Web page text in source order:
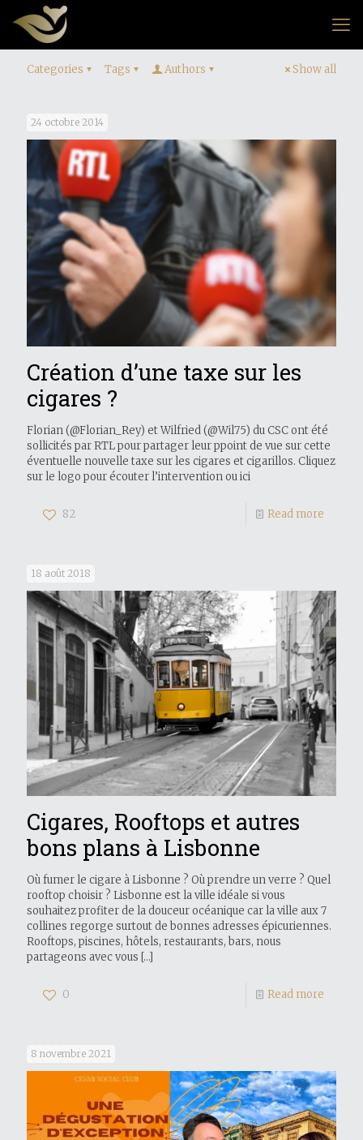
Categories Tags Authors Show all
24 octobre 2014
Création d’une taxe sur les
cigares ?
Florian (@Florian_Rey) et Wilfried (@Wil75) du CSC ont été
sollicités par RTL pour partager leur ppoint de vue sur cette
éventuelle nouvelle taxe sur les cigares et cigarillos. Cliquez
sur le logo pour écouter l’intervention ou ici
82 Read more
18 août 2018
Cigares, Rooftops et autres
bons plans à Lisbonne
Où fumer le cigare à Lisbonne ? Où prendre un verre ? Quel
rooftop choisir ? Lisbonne est la ville idéale si vous
souhaitez profiter de la douceur océanique car la ville aux 7
collines regorge surtout de bonnes adresses épicuriennes.
Rooftops, piscines, hôtels, restaurants, bars, nous
partageons avec vous […]
0 Read more
8 novembre 2021